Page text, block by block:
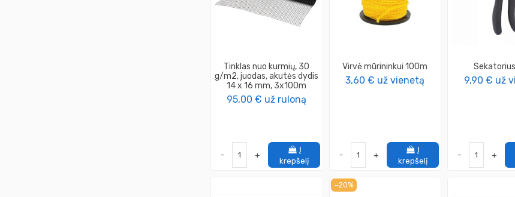
Tinklas nuo kurmių, 30
g/m2, juodas, akutės dydis
14 x 16 mm, 3x100m
95,00 € už ruloną
- +
Į
krepšelį
Virvė mūrininkui 100m
3,60 € už vienetą
- +
Į
krepšelį
9,90 € už
- +
−20%